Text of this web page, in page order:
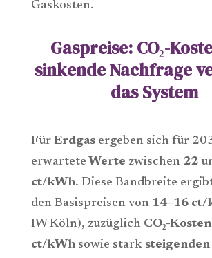
Gaskosten.
Gaspreise: CO₂-
sinkende Nachfrage
das System
Für Erdgasergeben sich für
erwartete Werte zwischen22
ct/kWh. Diese Bandbreite
den Basispreisen von 14–16 ct/
IW Köln), zuzüglich CO₂-Kosten
ct/kWhsowie stark steigenden